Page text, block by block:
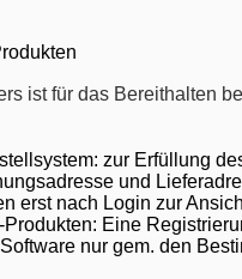
ist für das Bereithalten
zur Erfüllung
und
erst nach Login zur
Eine
nur gem. den